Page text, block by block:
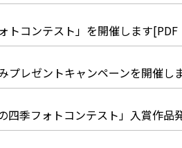
トコンテスト」を開催します
プレゼントキャンペーンを開催し
季フォトコンテスト」入賞作品